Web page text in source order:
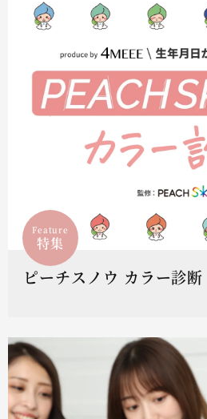
Feature
特集
ピーチスノウ カラー診断